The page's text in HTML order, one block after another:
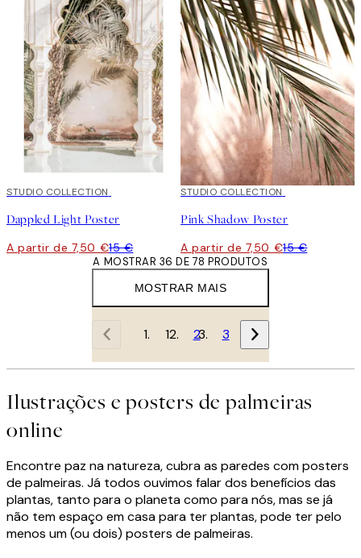
50%*
STUDIO COLLECTION
Dappled Light Poster
A partir de 7,50 €15 €
50%*
STUDIO COLLECTION
Pink Shadow Poster
A partir de 7,50 €15 €
MOSTRAR MAIS
A MOSTRAR 36 DE 78 PRODUTOS
1 2 3
Ilustrações e posters de palmeiras
online
Encontre paz na natureza, cubra as paredes com posters
de palmeiras. Já todos ouvimos falar dos benefícios das
plantas, tanto para o planeta como para nós, mas se já
não tem espaço em casa para ter plantas, pode ter pelo
menos um (ou dois) posters de palmeiras.